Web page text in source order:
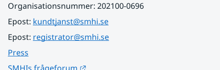
Organisationsnummer: 202100-0696
Epost: kundtjanst@smhi.se
Epost: registrator@smhi.se
Press